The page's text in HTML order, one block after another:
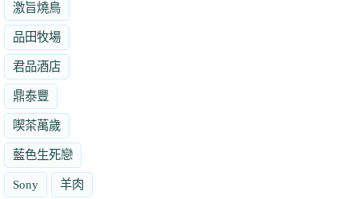
激旨燒鳥
品田牧場
君品酒店
鼎泰豐
喫茶萬歲
藍色生死戀
Sony 羊肉